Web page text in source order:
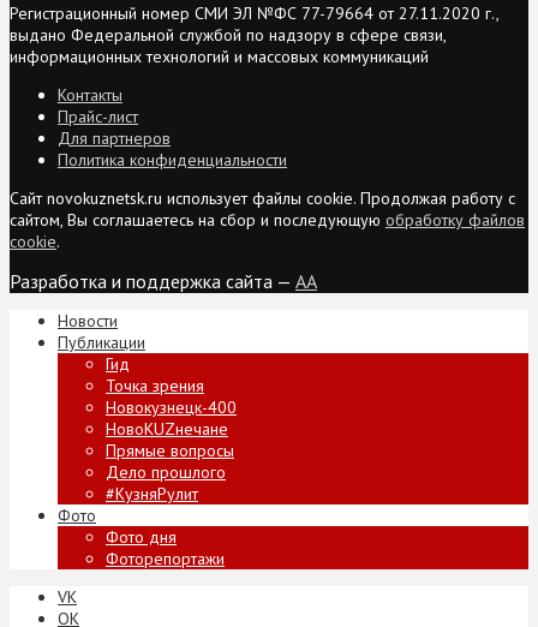
Регистрационный номер СМИ ЭЛ №ФС 77-79664 от 27.11.2020 г.,
выдано Федеральной службой по надзору в сфере связи,
информационных технологий и массовых коммуникаций
Контакты
Прайс-лист
Для партнеров
Политика конфиденциальности
Сайт novokuznetsk.ru использует файлы cookie. Продолжая работу с
сайтом, Вы соглашаетесь на сбор и последующую обработку файлов
cookie.
Разработка и поддержка сайта — AA
Новости
Публикации
Гид
Точка зрения
Новокузнецк-400
НовоKUZнечане
Прямые вопросы
Дело прошлого
#КузняРулит
Фото
Фото дня
Фоторепортажи
VK
ОК